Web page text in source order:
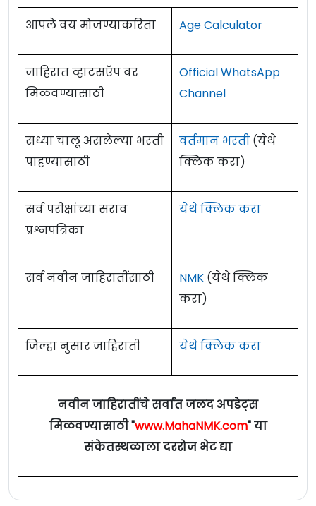
आपले वय मोजण्याकरिता Age Calculator
जाहिरात व्हाटसऍप वर
मिळवण्यासाठी
Official WhatsApp
Channel
सध्या चालू असलेल्या भरती
पाहण्यासाठी
वर्तमान भरती (येथे
क्लिक करा)
सर्व परीक्षांच्या सराव
प्रश्नपत्रिका
येथे क्लिक करा
सर्व नवीन जाहिरातींसाठी NMK (येथे क्लिक
करा)
जिल्हा नुसार जाहिराती येथे क्लिक करा
नवीन जाहिरातींचे सर्वात जलद अपडेट्स
मिळवण्यासाठी "www.MahaNMK.com" या
संकेतस्थळाला दररोज भेट द्या